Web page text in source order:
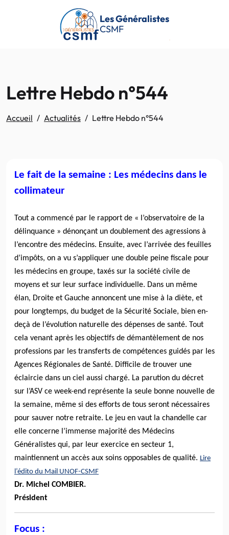
Passer au contenu principal
Les Généralistes
CSMF
Lettre Hebdo n°544
Accueil Actualités Lettre Hebdo n°544
Le fait de la semaine : Les médecins dans le
collimateur
Tout a commencé par le rapport de « l’observatoire de la
délinquance » dénonçant un doublement des agressions à
l’encontre des médecins. Ensuite, avec l’arrivée des feuilles
d’impôts, on a vu s’appliquer une double peine fiscale pour
les médecins en groupe, taxés sur la société civile de
moyens et sur leur surface individuelle. Dans un même
élan, Droite et Gauche annoncent une mise à la diète, et
pour longtemps, du budget de la Sécurité Sociale, bien en-
deçà de l’évolution naturelle des dépenses de santé. Tout
cela venant après les objectifs de démantèlement de nos
professions par les transferts de compétences guidés par les
Agences Régionales de Santé. Difficile de trouver une
éclaircie dans un ciel aussi chargé. La parution du décret
sur l’ASV ce week-end représente la seule bonne nouvelle de
la semaine, même si des efforts de tous seront nécessaires
pour sauver notre retraite. Le jeu en vaut la chandelle car
elle concerne l’immense majorité des Médecins
Généralistes qui, par leur exercice en secteur 1,
maintiennent un accès aux soins opposables de qualité. Lire
l’édito du Mail UNOF-CSMF
Dr. Michel COMBIER.
Président
Focus :